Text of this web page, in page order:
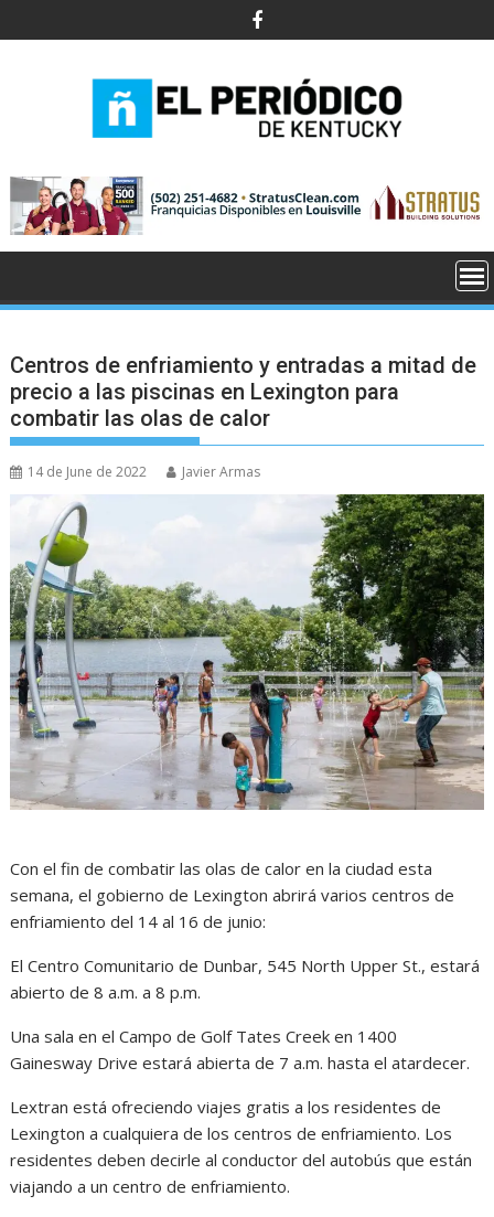
to
Centros de enfriamiento y entradas a mitad de
precio a las piscinas en Lexington para
combatir las olas de calor
14 de June de 2022 Javier Armas
Con el fin de combatir las olas de calor en la ciudad esta
semana, el gobierno de Lexington abrirá varios centros de
enfriamiento del 14 al 16 de junio:
El Centro Comunitario de Dunbar, 545 North Upper St., estará
abierto de 8 a.m. a 8 p.m.
Una sala en el Campo de Golf Tates Creek en 1400
Gainesway Drive estará abierta de 7 a.m. hasta el atardecer.
Lextran está ofreciendo viajes gratis a los residentes de
Lexington a cualquiera de los centros de enfriamiento. Los
residentes deben decirle al conductor del autobús que están
viajando a un centro de enfriamiento.